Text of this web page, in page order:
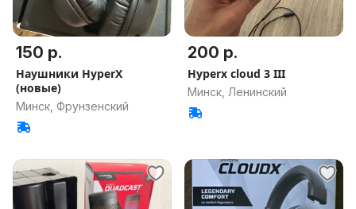
150 р.
Наушники HyperX
(новые)
Минск, Фрунзенский
200 р.
Hyperx cloud 3 III
Минск, Ленинский